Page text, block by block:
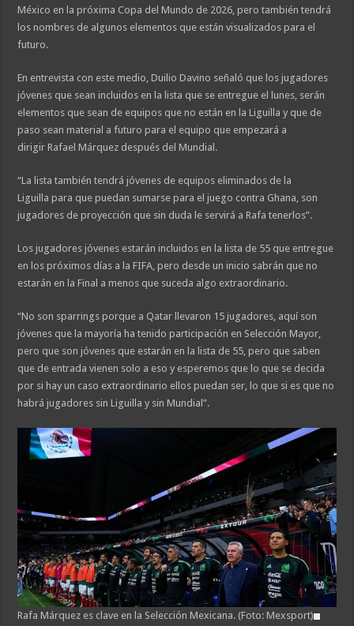
México en la próxima Copa del Mundo de 2026, pero también tendrá
los nombres de algunos elementos que están visualizados para el
futuro.
En entrevista con este medio, Duilio Davino señaló que los jugadores
jóvenes que sean incluidos en la lista que se entregue el lunes, serán
elementos que sean de equipos que no están en la Liguilla y que de
paso sean material a futuro para el equipo que empezará a
dirigir Rafael Márquez después del Mundial.
“La lista también tendrá jóvenes de equipos eliminados de la
Liguilla para que puedan sumarse para el juego contra Ghana, son
jugadores de proyección que sin duda le servirá a Rafa tenerlos”.
Los jugadores jóvenes estarán incluidos en la lista de 55 que entregue
en los próximos días a la FIFA, pero desde un inicio sabrán que no
estarán en la Final a menos que suceda algo extraordinario.
“No son sparrings porque a Qatar llevaron 15 jugadores, aquí son
jóvenes que la mayoría ha tenido participación en Selección Mayor,
pero que son jóvenes que estarán en la lista de 55, pero que saben
que de entrada vienen solo a eso y esperemos que lo que se decida
por si hay un caso extraordinario ellos puedan ser, lo que si es que no
habrá jugadores sin Liguilla y sin Mundial”.
Rafa Márquez es clave en la Selección Mexicana. (Foto: Mexsport)